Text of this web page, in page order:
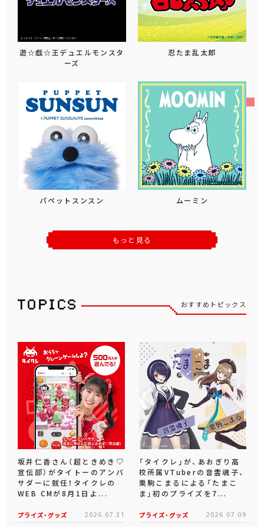
遊☆戯☆王デュエルモンスタ
ーズ
忍たま乱太郎
パペットスンスン ムーミン
もっと見る
おすすめトピックス
坂井仁香さん（超ときめき♡
宣伝部）がタイトーのアンバ
サダーに就任！タイクレの
WEB CMが8月1日よ...
プライズ・グッズ 2026.07.31
「タイクレ」が、あおぎり高
校所属VTuberの音霊魂子、
栗駒こまるによる「たまこ
ま」初のプライズを7...
プライズ・グッズ 2026.07.09